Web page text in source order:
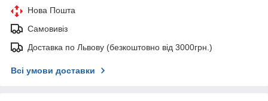
Нова Пошта
Самовивіз
Доставка по Львову (безкоштовно від 3000грн.)
Всі умови доставки